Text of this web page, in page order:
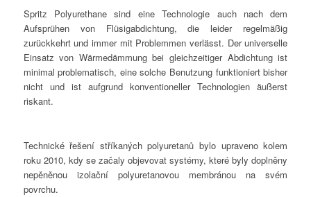
Spritz Polyurethane sind eine Technologie auch nach dem
Aufsprühen von Flüsigabdichtung, die leider regelmäßig
zurückkehrt und immer mit Problemmen verlässt. Der universelle
Einsatz von Wärmedämmung bei gleichzeitiger Abdichtung ist
minimal problematisch, eine solche Benutzung funktioniert bisher
nicht und ist aufgrund konventioneller Technologien äußerst
riskant.
Technické řešení stříkaných polyuretanů bylo upraveno kolem
roku 2010, kdy se začaly objevovat systémy, které byly doplněny
nepěněnou izolační polyuretanovou membránou na svém
povrchu.